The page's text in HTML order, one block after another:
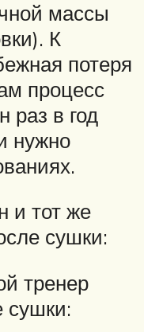
массы
К
потеря
процесс
раз в год
нужно
и тот же
сушки:
тренер
сушки: